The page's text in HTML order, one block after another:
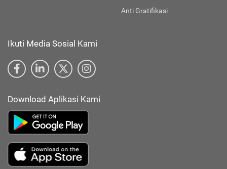
Anti Gratifikasi
Ikuti Media Sosial Kami
Download Aplikasi Kami